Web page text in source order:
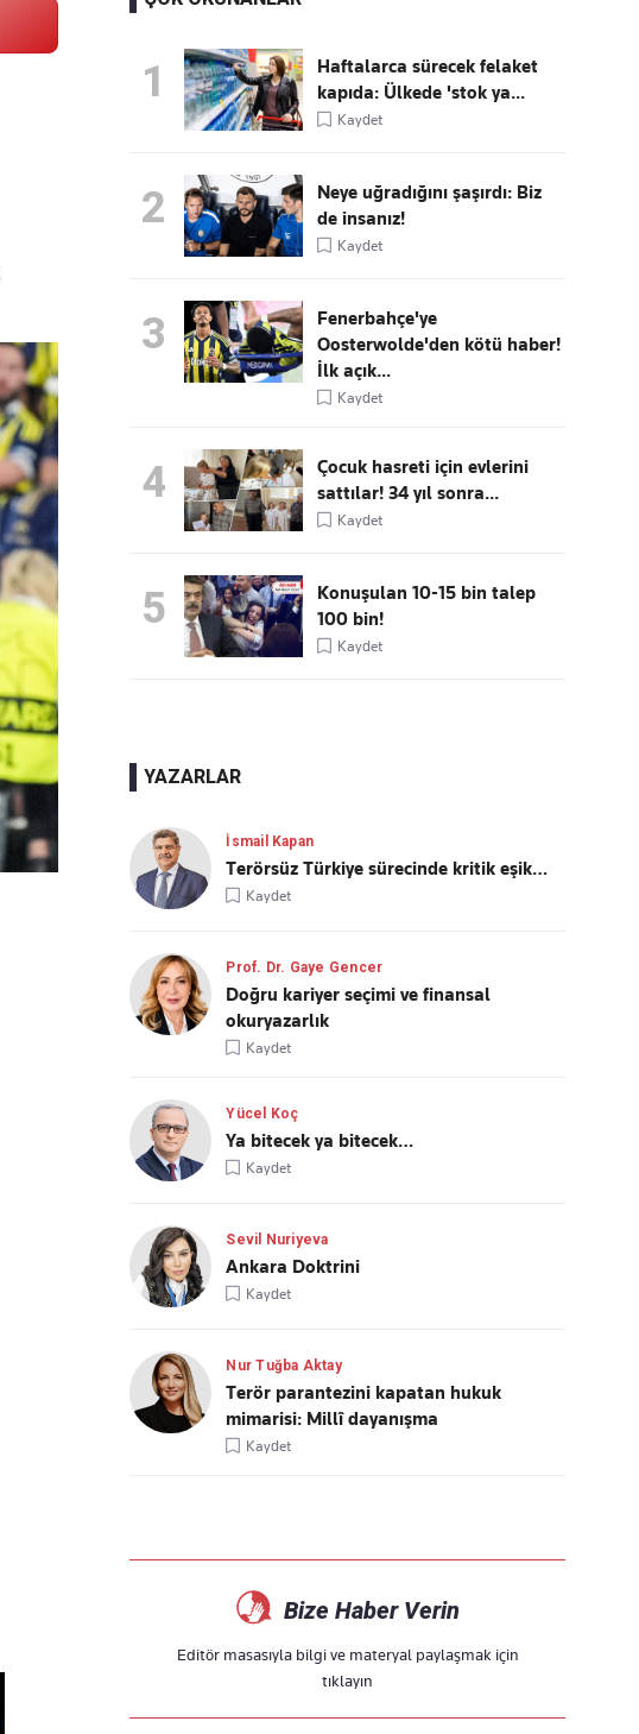
Kaçırmayın
Ücretsiz üye olun, gündemi
1
Haftalarca sürecek felaket
kapıda: Ülkede 'stok ya...
Kaydet
2
Neye uğradığını şaşırdı: Biz
de insanız!
Kaydet
3
Fenerbahçe'ye
Oosterwolde'den kötü haber!
İlk açık...
Kaydet
4
Çocuk hasreti için evlerini
sattılar! 34 yıl sonra...
Kaydet
5
Konuşulan 10-15 bin talep
100 bin!
Kaydet
YAZARLAR
İsmail Kapan
Terörsüz Türkiye sürecinde kritik eşik…
Kaydet
Prof. Dr. Gaye Gencer
Doğru kariyer seçimi ve finansal
okuryazarlık
Kaydet
Yücel Koç
Ya bitecek ya bitecek…
Kaydet
Sevil Nuriyeva
Ankara Doktrini
Kaydet
Nur Tuğba Aktay
Terör parantezini kapatan hukuk
mimarisi: Millî dayanışma
Kaydet
Bize Haber Verin
Editör masasıyla bilgi ve materyal paylaşmak için
tıklayın